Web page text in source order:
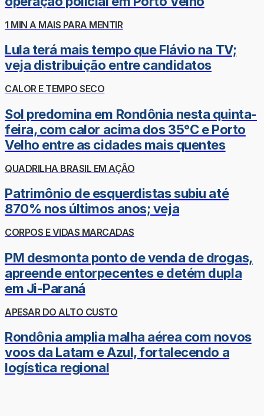
1 MIN A MAIS PARA MENTIR
Lula terá mais tempo que Flávio na TV;
veja distribuição entre candidatos
CALOR E TEMPO SECO
Sol predomina em Rondônia nesta quinta-
feira, com calor acima dos 35°C e Porto
Velho entre as cidades mais quentes
QUADRILHA BRASIL EM AÇÃO
Patrimônio de esquerdistas subiu até
870% nos últimos anos; veja
CORPOS E VIDAS MARCADAS
PM desmonta ponto de venda de drogas,
apreende entorpecentes e detém dupla
em Ji-Paraná
APESAR DO ALTO CUSTO
Rondônia amplia malha aérea com novos
voos da Latam e Azul, fortalecendo a
logística regional